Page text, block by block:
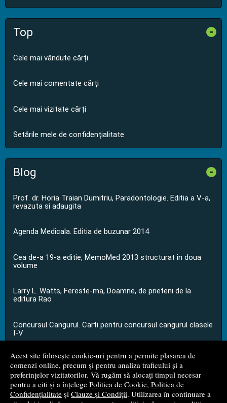
Acest site folosește cookie-uri pentru a permite plasarea de
comenzi online, precum și pentru analiza traficului și a
preferințelor vizitatorilor. Vă rugăm să alocați timpul necesar
pentru a citi și a înțelege Politica de Cookie, Politica de
Confidențialitate și Clauze și Condiții. Utilizarea în continuare a
Top -
Cele mai vândute cărți
Cele mai comentate cărți
Cele mai vizitate cărți
Setările mele de confidențialitate
Blog -
Prof. dr. Horia Traian Dumitriu, Paradontologie. Editia a V-a,
revazuta si adaugita
Agenda Medicala. Editia de buzunar 2014
Cea de-a 19-a editie, MemoMed 2013 structurat in doua
volume
Larry L. Watts, Fereste-ma, Doamne, de prieteni de la
editura Rao
Concursul Cangurul. Carti pentru concursul cangurul clasele
I-V
...toate știrile
© 2008 - 2026S.C. M.G. Net Distribution S.R.L.